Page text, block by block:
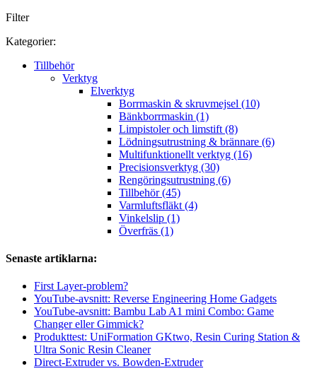
Filter
Kategorier:
Tillbehör
Verktyg
Elverktyg
Borrmaskin & skruvmejsel (10)
Bänkborrmaskin (1)
Limpistoler och limstift (8)
Lödningsutrustning & brännare (6)
Multifunktionellt verktyg (16)
Precisionsverktyg (30)
Rengöringsutrustning (6)
Tillbehör (45)
Varmluftsfläkt (4)
Vinkelslip (1)
Överfräs (1)
Senaste artiklarna:
First Layer-problem?
YouTube-avsnitt: Reverse Engineering Home Gadgets
YouTube-avsnitt: Bambu Lab A1 mini Combo: Game
Changer eller Gimmick?
Produkttest: UniFormation GKtwo, Resin Curing Station &
Ultra Sonic Resin Cleaner
Direct-Extruder vs. Bowden-Extruder